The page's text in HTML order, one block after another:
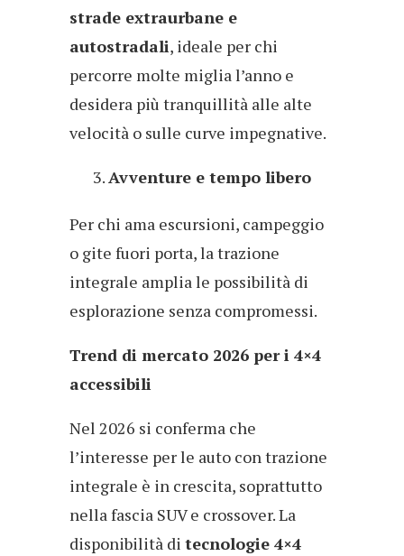
strade extraurbane e
autostradali, ideale per chi
percorre molte miglia l’anno e
desidera più tranquillità alle alte
velocità o sulle curve impegnative.
Avventure e tempo libero
Per chi ama escursioni, campeggio
o gite fuori porta, la trazione
integrale amplia le possibilità di
esplorazione senza compromessi.
Trend di mercato 2026 per i 4×4
accessibili
Nel 2026 si conferma che
l’interesse per le auto con trazione
integrale è in crescita, soprattutto
nella fascia SUV e crossover. La
disponibilità di tecnologie 4×4